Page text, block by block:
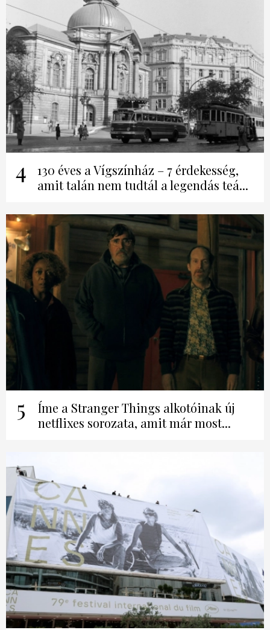
4
130 éves a Vígszínház – 7 érdekesség,
amit talán nem tudtál a legendás teá...
5
Íme a Stranger Things alkotóinak új
netflixes sorozata, amit már most...